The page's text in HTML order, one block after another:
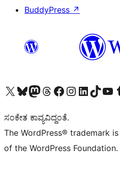
BuddyPress ↗
Visit our X (formerly Twitter) account
Visit our Bluesky account
Visit our Mastodon account
Visit our Threads account
Visit our Facebook page
Visit our Instagram account
Visit our LinkedIn
Visit our TikTok
Visit our
ಸಂಕೇತ ಕಾವ್ಯವಿದ್ದಂತೆ.
The WordPress® trademark
of the WordPress Foundation.